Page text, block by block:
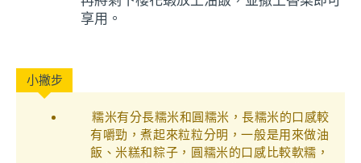
享用。
糯米有分長糯米和圓糯米，長糯米的口感較
有嚼勁，煮起來粒粒分明，一般是用來做油
飯、米糕和粽子，圓糯米的口感比較軟糯，